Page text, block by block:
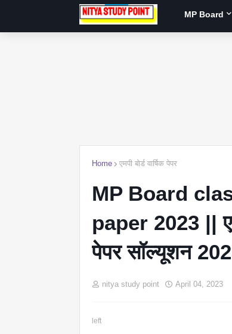
MP Board
Home एमपी बोर्ड वार्षिक पेपर
MP Board
paper 2023 ||
पेपर सॉल्यूशन
nitya study point April 04, 2023
left